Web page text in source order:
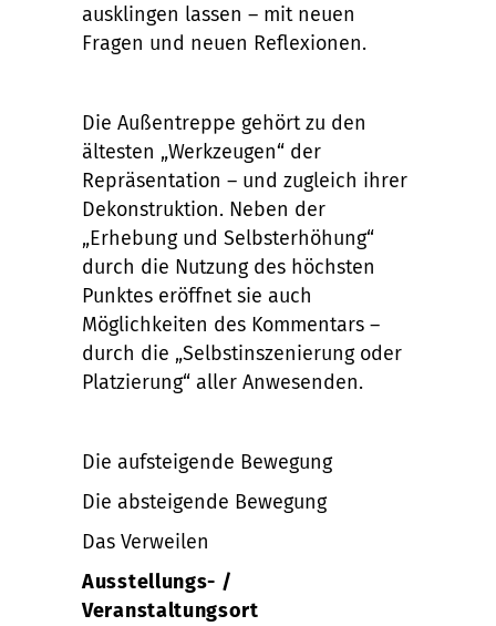
ausklingen lassen – mit neuen
Fragen und neuen Reflexionen.
Die Außentreppe gehört zu den
ältesten „Werkzeugen“ der
Repräsentation – und zugleich ihrer
Dekonstruktion. Neben der
„Erhebung und Selbsterhöhung“
durch die Nutzung des höchsten
Punktes eröffnet sie auch
Möglichkeiten des Kommentars –
durch die „Selbstinszenierung oder
Platzierung“ aller Anwesenden.
Die aufsteigende Bewegung
Die absteigende Bewegung
Das Verweilen
Ausstellungs- /
Veranstaltungsort